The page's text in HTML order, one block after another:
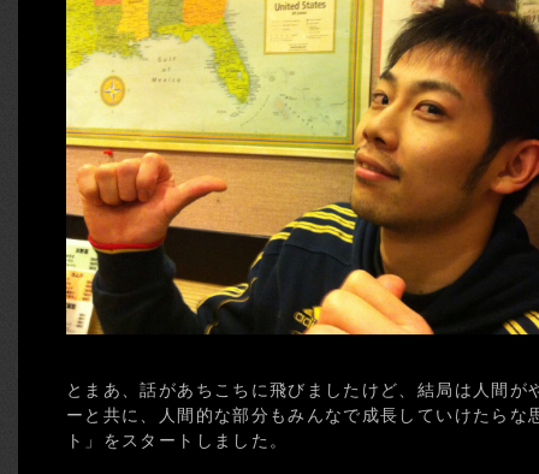
とまあ、話があちこちに飛びましたけど、結局は人間が
ーと共に、人間的な部分もみんなで成長していけたらな
ト」をスタートしました。